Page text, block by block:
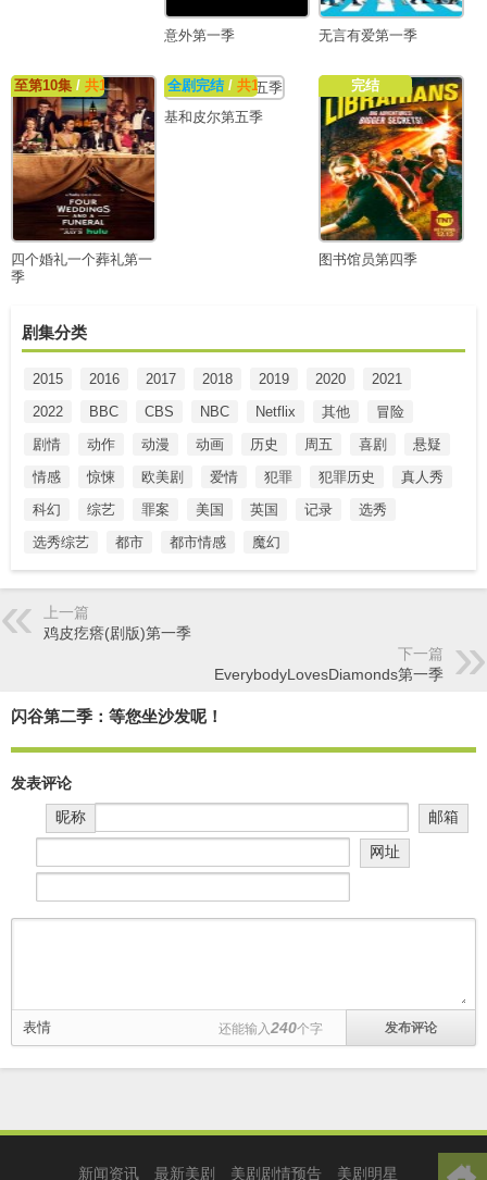
意外第一季 无言有爱第一季
至第10集 / 共12集
四个婚礼一个葬礼第一
季
全剧完结 /共11集
基和皮尔第五季
完结
图书馆员第四季
剧集分类
2015 2016 2017 2018 2019 2020
2021
2022
BBC CBS NBC Netflix 其他
冒险
剧情
动作 动漫 动画 历史 周五 喜剧
悬疑
情感
惊悚 欧美剧 爱情 犯罪 犯罪历史
真人秀
科幻
综艺 罪案 美国 英国 记录
选秀
选秀综艺
都市 都市情感 魔幻
上一篇
鸡皮疙瘩(剧版)第一季
下一篇
EverybodyLovesDiamonds第一季
闪谷第二季：等您坐沙发呢！
发表评论
昵称
邮箱
网址
表情 还能输入240个字
新闻资讯 最新美剧 美剧剧情预告 美剧明星